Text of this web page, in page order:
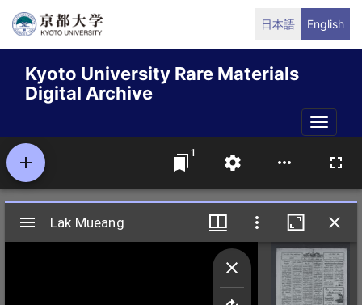
Skip
content
日本語 English
Kyoto University Rare Materials
Digital Archive
Toggle